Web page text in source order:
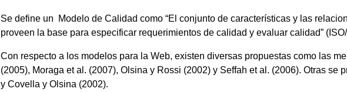
Se define un Modelo de Calidad como “El conjunto de características y las
proveen la base para especificar requerimientos de calidad y evaluar calidad”
Con respecto a los modelos para la Web, existen diversas propuestas como las
(2005), Moraga et al. (2007), Olsina y Rossi (2002) y Seffah et al. (2006). Otras se
y Covella y Olsina (2002).